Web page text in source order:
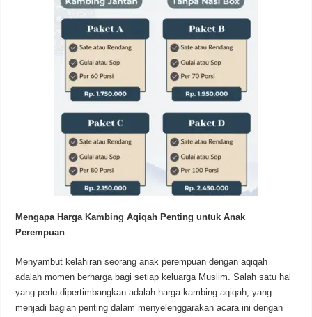
Mengapa Harga Kambing Aqiqah Penting untuk Anak
Perempuan
Menyambut kelahiran seorang anak perempuan dengan aqiqah
adalah momen berharga bagi setiap keluarga Muslim. Salah satu hal
yang perlu dipertimbangkan adalah harga kambing aqiqah, yang
menjadi bagian penting dalam menyelenggarakan acara ini dengan